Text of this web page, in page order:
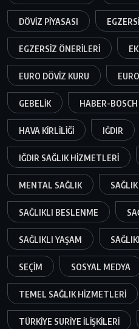
DÖVIZ PIYASASI
EGZERSIZ ÖNERILERI
EURO DÖVIZ KURU
GEBELIK HABER-BOSCH
HAVA KIRLILIĞI IĞDIR
IĞDIR SAĞLIK HIZMETLERI
MENTAL SAĞLIK SAĞLIK
SAĞLIKLI BESLENME
SAĞLIKLI YAŞAM
SEÇIM SOSYAL MEDYA
TEMEL SAĞLIK HIZMETLERI
TÜRKIYE SURIYE ILIŞKILERI